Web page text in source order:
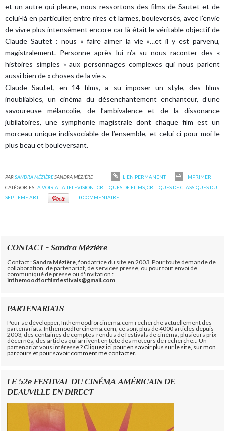
et un autre qui pleure, nous ressortons des films de Sautet et de
celui-là en particulier, entre rires et larmes, bouleversés, avec l’envie
de vivre plus intensément encore car là était le véritable objectif de
Claude Sautet : nous « faire aimer la vie »…et il y est parvenu,
magistralement. Personne après lui n’a su nous raconter des «
histoires simples » aux personnages complexes qui nous parlent
aussi bien de « choses de la vie ».
Claude Sautet, en 14 films, a su imposer un style, des films
inoubliables, un cinéma du désenchantement enchanteur, d’une
savoureuse mélancolie, de l’ambivalence et de la dissonance
jubilatoires, une symphonie magistrale dont chaque film est un
morceau unique indissociable de l’ensemble, et celui-ci pour moi le
plus beau et bouleversant.
PARSANDRA MÉZIÈRESANDRA MÉZIÈRE LIEN PERMANENT
IMPRIMER
CATÉGORIES :A VOIR A LA TELEVISION : CRITIQUES DE FILMS,CRITIQUES DE CLASSIQUES DU
SEPTIEME ART
0COMMENTAIRE
CONTACT - Sandra Mézière
Contact : Sandra Mézière , fondatrice du site en 2003. Pour toute demande de
collaboration, de partenariat, de services presse, ou pour tout envoi de
communiqué de presse ou d'invitation :
inthemoodforfilmfestivals@gmail.com
PARTENARIATS
Pour se développer, Inthemoodforcinema.com recherche actuellement des
partenariats. Inthemoodforcinema.com, ce sont plus de 4000 articles depuis
2003, des centaines de comptes-rendus de festivals de cinéma, plusieurs prix
décernés, des articles qui arrivent en tête des moteurs de recherche... Un
partenariat vous intéresse ?Cliquez ici pour en savoir plus sur le site, sur mon
parcours et pour savoir comment me contacter.
LE 52e FESTIVAL DU CINÉMA AMÉRICAIN DE
DEAUVILLE EN DIRECT